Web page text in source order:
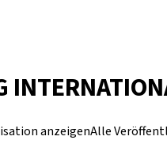
anzeigenAlle